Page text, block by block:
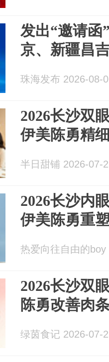
发出“邀请函
京、新疆昌
珠海发布 2026-08-
2026长沙双
伊美陈勇精
半日甜铺 2026-07-
2026长沙内
伊美陈勇重
热爱向往自由的
2026长沙双
陈勇改善肉
绿茵食记 2026-07-